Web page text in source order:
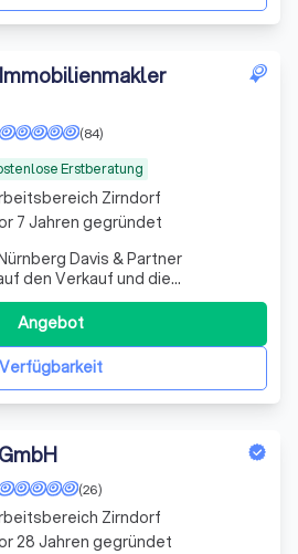
Erstberatung
(84)
Davis & Partner
den Verkauf und die
Nürnberg. Unser Ziel ist es, Ihren
und professionell zu erfüllen.
ein kostenloses Angebot.
Verfügbarkeit
Angebot
Zirndorf
7 Jahren gegründet
(26)
Zirndorf
28 Jahren gegründet